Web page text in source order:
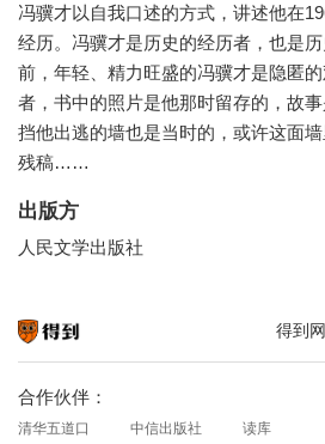
冯骥才以自我口述的方式，讲述他在
经历。冯骥才是历史的经历者，也是
前，年轻、精力旺盛的冯骥才是隐匿
者，书中的照片是他那时留存的，故
挡他出逃的墙也是当时的，或许这面
残稿……
出版方
人民文学出版社
得到
合作伙伴：
清华五道口 中信出版社 读库